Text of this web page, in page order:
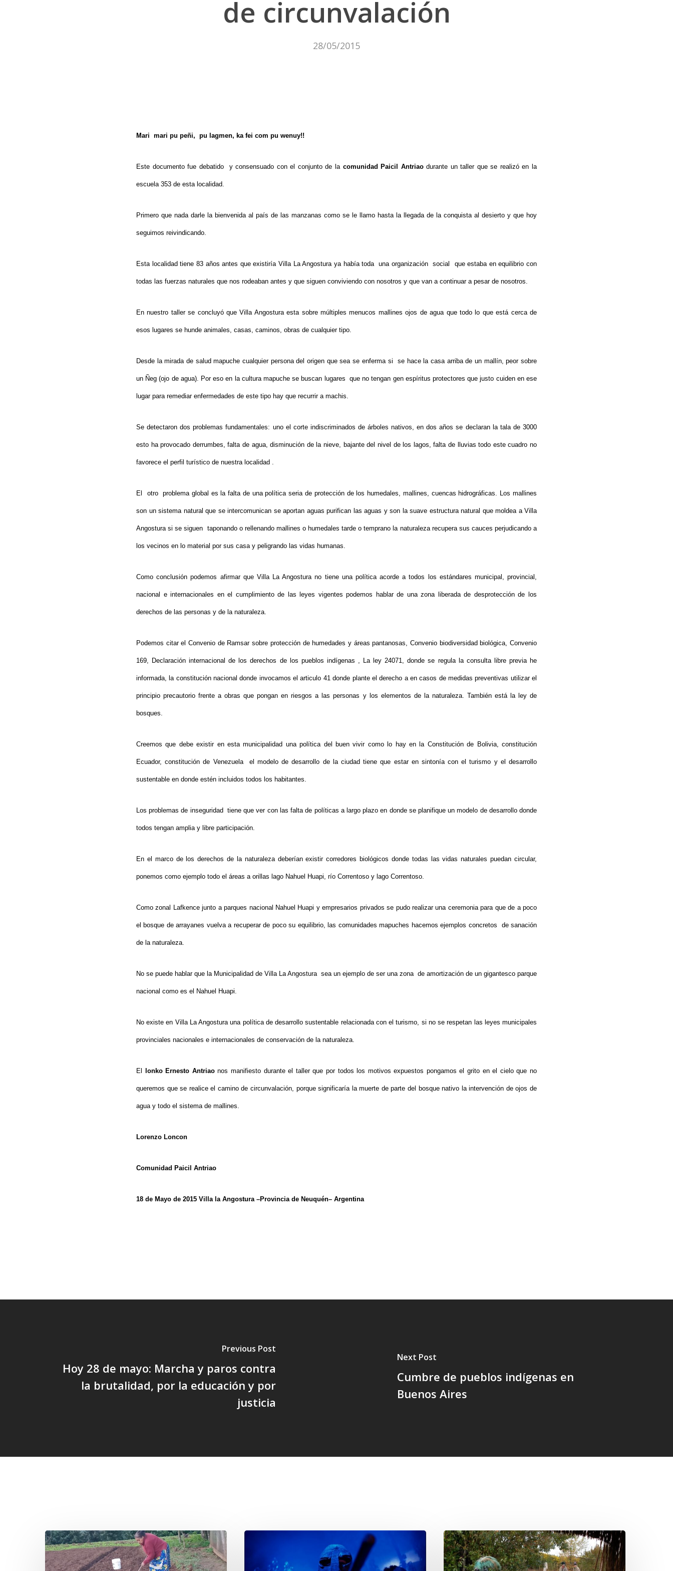
de circunvalación
28/05/2015
Mari mari pu peñi, pu lagmen, ka fei com pu wenuy!!
Este documento fue debatido y consensuado con el conjunto de la comunidad Paicil Antriaodurante un taller que se realizó en la
escuela 353 de esta localidad.
Primero que nada darle la bienvenida al país de las manzanas como se le llamo hasta la llegada de la conquista al desierto y que hoy
seguimos reivindicando.
Esta localidad tiene 83 años antes que existiría Villa La Angostura ya había toda una organización social que estaba en equilibrio con
todas las fuerzas naturales que nos rodeaban antes y que siguen conviviendo con nosotros y que van a continuar a pesar de nosotros.
En nuestro taller se concluyó que Villa Angostura esta sobre múltiples menucos mallines ojos de agua que todo lo que está cerca de
esos lugares se hunde animales, casas, caminos, obras de cualquier tipo.
Desde la mirada de salud mapuche cualquier persona del origen que sea se enferma si se hace la casa arriba de un mallín, peor sobre
un Ñeg (ojo de agua). Por eso en la cultura mapuche se buscan lugares que no tengan gen espíritus protectores que justo cuiden en ese
lugar para remediar enfermedades de este tipo hay que recurrir a machis.
Se detectaron dos problemas fundamentales: uno el corte indiscriminados de árboles nativos, en dos años se declaran la tala de 3000
esto ha provocado derrumbes, falta de agua, disminución de la nieve, bajante del nivel de los lagos, falta de lluvias todo este cuadro no
favorece el perfil turístico de nuestra localidad .
El otro problema global es la falta de una política seria de protección de los humedales, mallines, cuencas hidrográficas. Los mallines
son un sistema natural que se intercomunican se aportan aguas purifican las aguas y son la suave estructura natural que moldea a Villa
Angostura si se siguen taponando o rellenando mallines o humedales tarde o temprano la naturaleza recupera sus cauces perjudicando a
los vecinos en lo material por sus casa y peligrando las vidas humanas.
Como conclusión podemos afirmar que Villa La Angostura no tiene una política acorde a todos los estándares municipal, provincial,
nacional e internacionales en el cumplimiento de las leyes vigentes podemos hablar de una zona liberada de desprotección de los
derechos de las personas y de la naturaleza.
Podemos citar el Convenio de Ramsar sobre protección de humedades y áreas pantanosas, Convenio biodiversidad biológica, Convenio
169, Declaración internacional de los derechos de los pueblos indígenas , La ley 24071, donde se regula la consulta libre previa he
informada, la constitución nacional donde invocamos el articulo 41 donde plante el derecho a en casos de medidas preventivas utilizar el
principio precautorio frente a obras que pongan en riesgos a las personas y los elementos de la naturaleza. También está la ley de
bosques.
Creemos que debe existir en esta municipalidad una política del buen vivir como lo hay en la Constitución de Bolivia, constitución
Ecuador, constitución de Venezuela el modelo de desarrollo de la ciudad tiene que estar en sintonía con el turismo y el desarrollo
sustentable en donde estén incluidos todos los habitantes.
Los problemas de inseguridad tiene que ver con las falta de políticas a largo plazo en donde se planifique un modelo de desarrollo donde
todos tengan amplia y libre participación.
En el marco de los derechos de la naturaleza deberían existir corredores biológicos donde todas las vidas naturales puedan circular,
ponemos como ejemplo todo el áreas a orillas lago Nahuel Huapi, río Correntoso y lago Correntoso.
Como zonal Lafkence junto a parques nacional Nahuel Huapi y empresarios privados se pudo realizar una ceremonia para que de a poco
el bosque de arrayanes vuelva a recuperar de poco su equilibrio, las comunidades mapuches hacemos ejemplos concretos de sanación
de la naturaleza.
No se puede hablar que la Municipalidad de Villa La Angostura sea un ejemplo de ser una zona de amortización de un gigantesco parque
nacional como es el Nahuel Huapi.
No existe en Villa La Angostura una política de desarrollo sustentable relacionada con el turismo, si no se respetan las leyes municipales
provinciales nacionales e internacionales de conservación de la naturaleza.
El lonko Ernesto Antriaonos manifiesto durante el taller que por todos los motivos expuestos pongamos el grito en el cielo que no
queremos que se realice el camino de circunvalación, porque significaría la muerte de parte del bosque nativo la intervención de ojos de
agua y todo el sistema de mallines.
Lorenzo Loncon
Comunidad Paicil Antriao
18 de Mayo de 2015 Villa la Angostura –Provincia de Neuquén– Argentina
Previous Post
Hoy 28 de mayo: Marcha y paros contra
la brutalidad, por la educación y por
justicia
Next Post
Cumbre de pueblos indígenas en
Buenos Aires
«La
privatización
Conmemoración
del